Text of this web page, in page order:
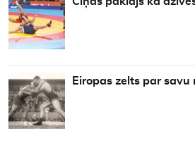
Eiropas zelts par savu